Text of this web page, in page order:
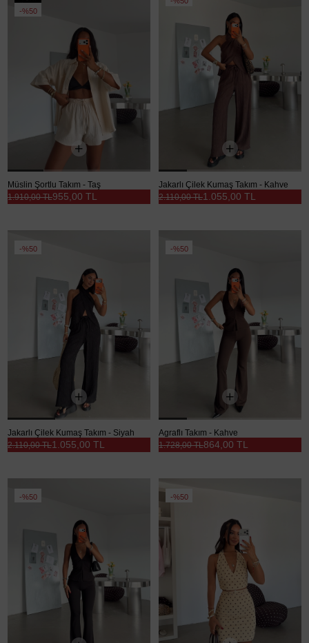
Ürün
%50
Müslin Şortlu Takım - Taş
955,00 TL
1.910,00 TL
Jakarlı Çilek Kumaş Takım - Kahve
1.055,00 TL
2.110,00 TL
%50
Jakarlı Çilek Kumaş Takım - Siyah
1.055,00 TL
2.110,00 TL
%50
Agraflı Takım - Kahve
864,00 TL
1.728,00 TL
%50 %50